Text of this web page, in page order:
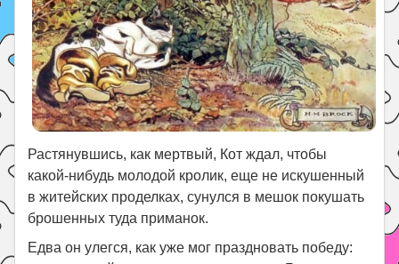
Растянувшись, как мертвый, Кот ждал, чтобы
какой-нибудь молодой кролик, еще не искушенный
в житейских проделках, сунулся в мешок покушать
брошенных туда приманок.
Едва он улегся, как уже мог праздновать победу: